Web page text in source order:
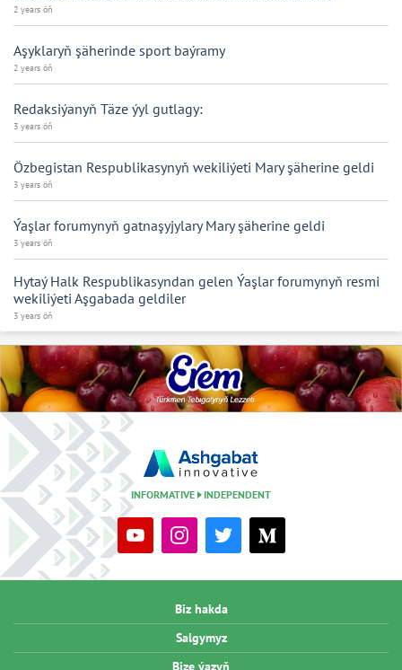
2 years öň
Aşyklaryň şäherinde sport baýramy
2 years öň
Redaksiýanyň Täze ýyl gutlagy:
3 years öň
Özbegistan Respublikasynyň wekiliýeti Mary şäherine geldi
3 years öň
Ýaşlar forumynyň gatnaşyjylary Mary şäherine geldi
3 years öň
Hytaý Halk Respublikasyndan gelen Ýaşlar forumynyň resmi
wekiliýeti Aşgabada geldiler
3 years öň
INFORMATIVE INDEPENDENT
Biz hakda
Salgymyz
Bize ýazyň